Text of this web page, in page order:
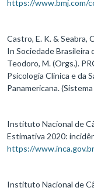
https://www.bmj.com/
Castro, E. K. & Seabra,
In Sociedade Brasileira
Teodoro, M. (Orgs.).
Psicologia Clínica e da
Panamericana.
Instituto Nacional de
Estimativa 2020:
https://
Instituto Nacional de